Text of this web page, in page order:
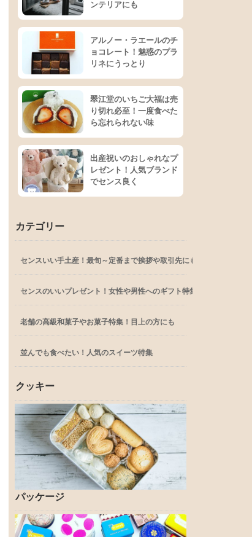
ンテリアにも
アルノー・ラエールのチ
ョコレート！魅惑のプラ
リネにうっとり
翠江堂のいちご大福は売
り切れ必至！一度食べた
ら忘れられない味
出産祝いのおしゃれなプ
レゼント！人気ブランド
でセンス良く
カテゴリー
センスいい手土産！最旬～定番まで挨拶や取引先にも
センスのいいプレゼント！女性や男性へのギフト特集
老舗の高級和菓子やお菓子特集！目上の方にも
並んでも食べたい！人気のスイーツ特集
クッキー
パッケージ